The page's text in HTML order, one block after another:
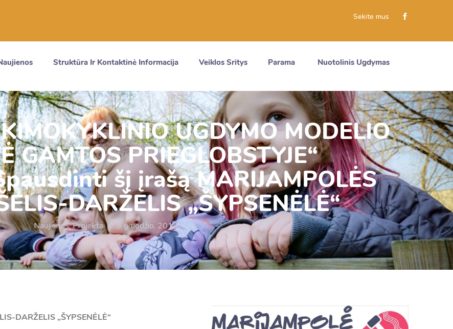
Sekite mus
Struktūra Ir Kontaktinė Informacija Veiklos Sritys Parama Nuotolinis Ugdymas
UGDYMO MODELIO
GAMTOS PRIEGLOBSTYJE“
šį įrašą MARIJAMPOLĖS
DARŽELIS „ŠYPSENĖLĖ“
Naujienos,Projektai | 3 gruodžio, 2015
DARŽELIS „ŠYPSENĖLĖ“